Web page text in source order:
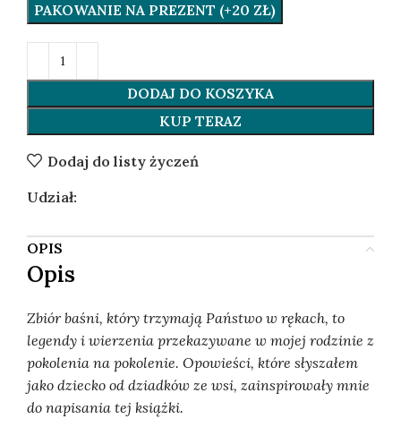
PAKOWANIE NA PREZENT (+20 ZŁ)
DODAJ DO KOSZYKA
KUP TERAZ
Dodaj do listy życzeń
Udział:
OPIS
Opis
Zbiór baśni, który trzymają Państwo w rękach, to
legendy i wierzenia przekazywane w mojej rodzinie z
pokolenia na pokolenie. Opowieści, które słyszałem
jako dziecko od dziadków ze wsi, zainspirowały mnie
do napisania tej książki.